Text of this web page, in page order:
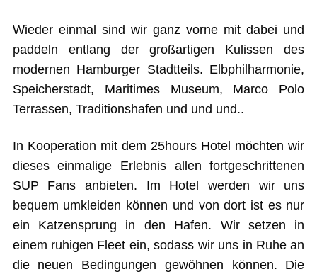
Wieder einmal sind wir ganz vorne mit dabei und
paddeln entlang der großartigen Kulissen des
modernen Hamburger Stadtteils. Elbphilharmonie,
Speicherstadt, Maritimes Museum, Marco Polo
Terrassen, Traditionshafen und und und..
In Kooperation mit dem 25hours Hotel möchten wir
dieses einmalige Erlebnis allen fortgeschrittenen
SUP Fans anbieten. Im Hotel werden wir uns
bequem umkleiden können und von dort ist es nur
ein Katzensprung in den Hafen. Wir setzen in
einem ruhigen Fleet ein, sodass wir uns in Ruhe an
die neuen Bedingungen gewöhnen können. Die